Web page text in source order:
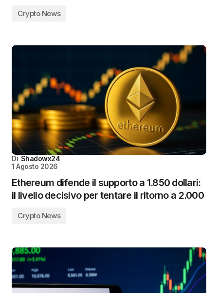
Crypto News
Di Shadowx24
1 Agosto 2026
Ethereum difende il supporto a 1.850 dollari:
il livello decisivo per tentare il ritorno a 2.000
Crypto News